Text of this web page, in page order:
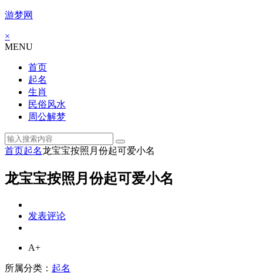
游梦网
×
MENU
首页
起名
生肖
民俗风水
周公解梦
首页起名龙宝宝按照月份起可爱小名
龙宝宝按照月份起可爱小名
发表评论
A+
所属分类： 起名